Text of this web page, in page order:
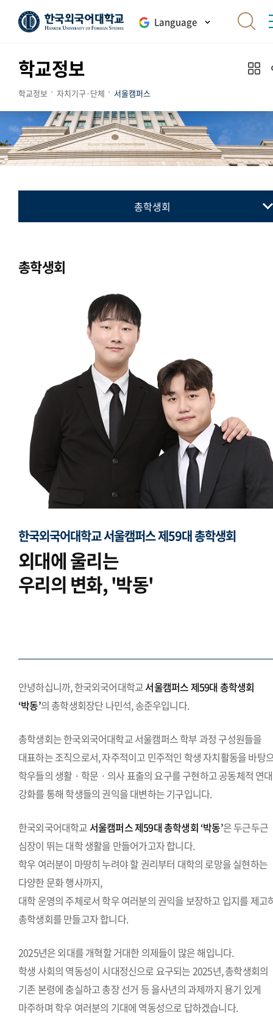
Language
학교정보
학교정보 자치기구·단체 서울캠퍼스
총학생회
국제학생회
생활도서관
학생복지위원회
영상사업단
한국외대풍물패연합회
한국외대통역협회
한국외대119학군단
총학생회
한국외국어대학교 서울캠퍼스 제59대 총학생회
외대에 울리는
우리의 변화, '박동'
안녕하십니까, 한국외국어대학교서울캠퍼스 제59대 총학생회
‘박동’의 총학생회장단 나민석, 송준우입니다.
총학생회는 한국외국어대학교 서울캠퍼스 학부 과정 구성원들을
대표하는 조직으로서, 자주적이고 민주적인 학생 자치활동을 바탕
학우들의 생활 · 학문 · 의사 표출의 요구를 구현하고 공동체적 연대
강화를 통해 학생들의 권익을 대변하는 기구입니다.
한국외국어대학교 서울캠퍼스 제59대 총학생회 ‘박동’은 두근두근
심장이 뛰는 대학 생활을 만들어가고자 합니다.
학우 여러분이 마땅히 누려야 할 권리부터 대학의 로망을 실현하는
다양한 문화 행사까지,
대학 운영의 주체로서 학우 여러분의 권익을 보장하고 입지를 제고
총학생회를 만들고자 합니다.
2025년은 외대를 개혁할 거대한 의제들이 많은 해입니다.
학생 사회의 역동성이 시대정신으로 요구되는 2025년, 총학생회의
기존 본령에 충실하고 총장 선거 등 을사년의 과제까지 용기 있게
마주하며 학우 여러분의 기대에 역동성으로 답하겠습니다.